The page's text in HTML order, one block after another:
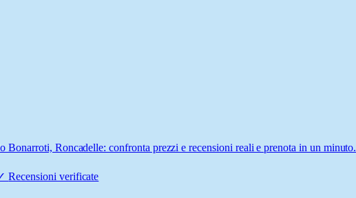
Roncadelle: confronta prezzi e recensioni reali e prenota in un minuto.
Recensioni verificate